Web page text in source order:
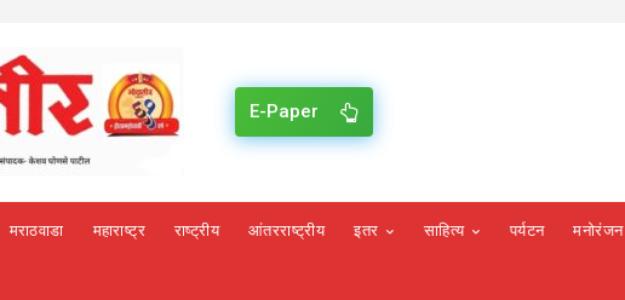
E-Paper
मराठवाडा महाराष्ट्र राष्ट्रीय आंतरराष्ट्रीय इतर साहित्य पर्यटन मनोरंजन